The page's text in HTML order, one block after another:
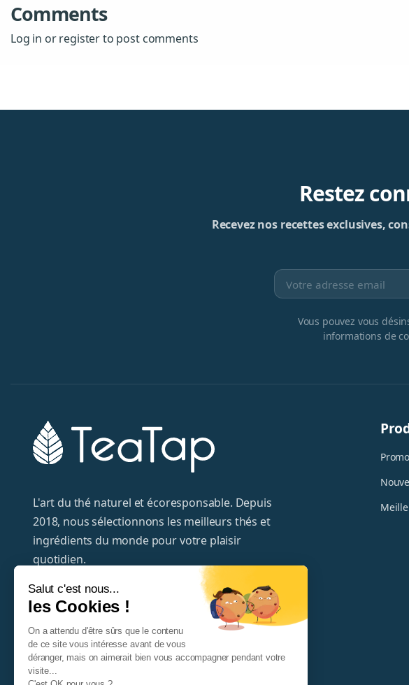
Comments
Log in or register to post comments
Restez
Recevez nos recettes exclusives,
Vous pouvez vous
informations de
L'art du thé naturel et écoresponsable. Depuis
2018, nous sélectionnons les meilleurs thés et
ingrédients du monde pour votre plaisir
quotidien.
+33320372995
hello@teatap.com
TeaTap
29 rue du Houblon
Salut c'est nous...
les Cookies !
On a attendu d'être sûrs que le contenu
de ce site vous intéresse avant de vous
déranger, mais on aimerait bien vous accompagner pendant votre
visite...